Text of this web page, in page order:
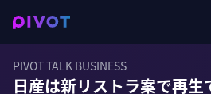
PIVOT TALK BUSINESS
日産は新リストラ案で再生